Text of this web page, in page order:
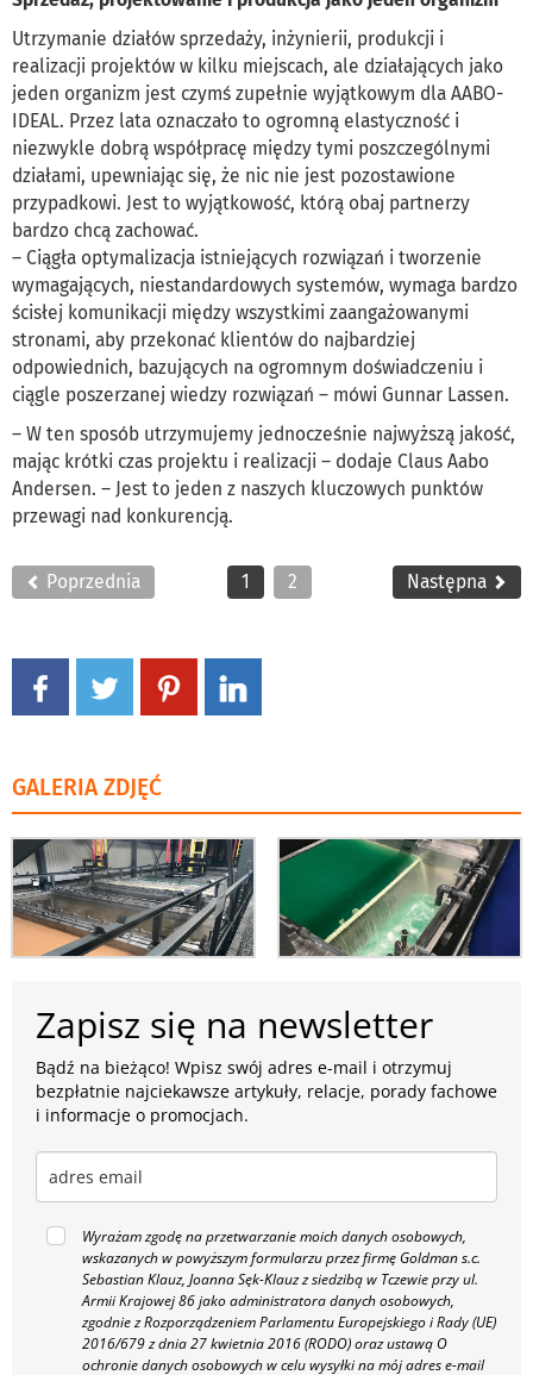
Utrzymanie działów sprzedaży, inżynierii, produkcji i
realizacji projektów w kilku miejscach, ale działających jako
jeden organizm jest czymś zupełnie wyjątkowym dla AABO-
IDEAL. Przez lata oznaczało to ogromną elastyczność i
niezwykle dobrą współpracę między tymi poszczególnymi
działami, upewniając się, że nic nie jest pozostawione
przypadkowi. Jest to wyjątkowość, którą obaj partnerzy
bardzo chcą zachować.
– Ciągła optymalizacja istniejących rozwiązań i tworzenie
wymagających, niestandardowych systemów, wymaga bardzo
ścisłej komunikacji między wszystkimi zaangażowanymi
stronami, aby przekonać klientów do najbardziej
odpowiednich, bazujących na ogromnym doświadczeniu i
ciągle poszerzanej wiedzy rozwiązań – mówi Gunnar Lassen.
– W ten sposób utrzymujemy jednocześnie najwyższą jakość,
mając krótki czas projektu i realizacji – dodaje Claus Aabo
Andersen. – Jest to jeden z naszych kluczowych punktów
przewagi nad konkurencją.
Poprzednia 1 2 Następna
GALERIA ZDJĘĆ
Zapisz się na newsletter
Bądź na bieżąco! Wpisz swój adres e-mail i otrzymuj
bezpłatnie najciekawsze artykuły, relacje, porady fachowe
i informacje o promocjach.
Wyrażam zgodę na przetwarzanie moich danych osobowych,
wskazanych w powyższym formularzu przez firmę Goldman s.c.
Sebastian Klauz, Joanna Sęk-Klauz z siedzibą w Tczewie przy ul.
Armii Krajowej 86 jako administratora danych osobowych,
zgodnie z Rozporządzeniem Parlamentu Europejskiego i Rady (UE)
2016/679 z dnia 27 kwietnia 2016 (RODO) oraz ustawą O
ochronie danych osobowych w celu wysyłki na mój adres e-mail